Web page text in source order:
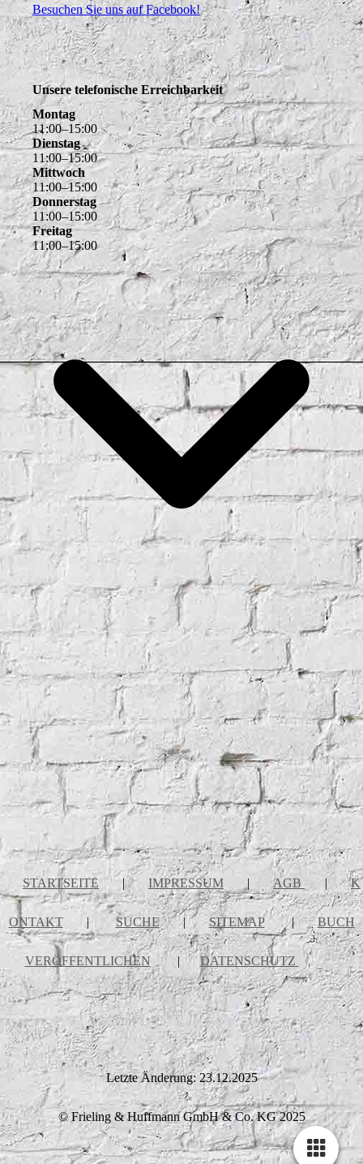
Besuchen Sie uns auf Facebook!
Unsere telefonische Erreichbarkeit
Montag
11:00–15:00
Dienstag
11:00–15:00
Mittwoch
11:00–15:00
Donnerstag
11:00–15:00
Freitag
11:00–15:00
STARTSEITE | IMPRESSUM | AGB | K
ONTAKT | SUCHE | SITEMAP | BUCH
VERÖFFENTLICHEN | DATENSCHUTZ
Letzte Änderung: 23.12.2025
© Frieling & Huffmann GmbH & Co. KG 2025